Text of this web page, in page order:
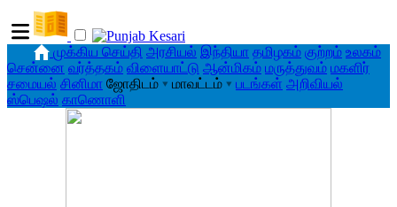
முக்கிய செய்தி அரசியல் இந்தியா தமிழகம் குற்றம் உலகம்
சென்னை வர்த்தகம் விளையாட்டு ஆன்மிகம் மருத்துவம் மகளிர்
சமையல் சினிமா ஜோதிடம் ▾ மாவட்டம் ▾ படங்கள் அறிவியல்
ஸ்பெஷல் காணொளி